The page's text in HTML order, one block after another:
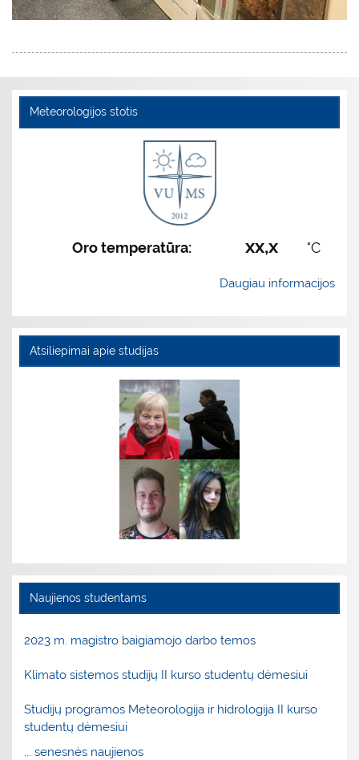
Meteorologijos stotis
Oro temperatūra: xx,x °C
Daugiau informacijos
Atsiliepimai apie studijas
Naujienos studentams
2023 m. magistro baigiamojo darbo temos
Klimato sistemos studijų II kurso studentų dėmesiui
Studijų programos Meteorologija ir hidrologija II kurso
studentų dėmesiui
... senesnės naujienos